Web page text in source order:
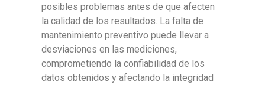
posibles problemas antes de que afecten
la calidad de los resultados. La falta de
mantenimiento preventivo puede llevar a
desviaciones en las mediciones,
comprometiendo la confiabilidad de los
datos obtenidos y afectando la integridad